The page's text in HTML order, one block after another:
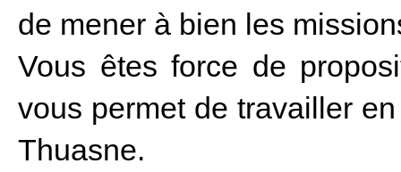
de mener à bien les
Vous êtes force de
vous permet de travailler
Thuasne.